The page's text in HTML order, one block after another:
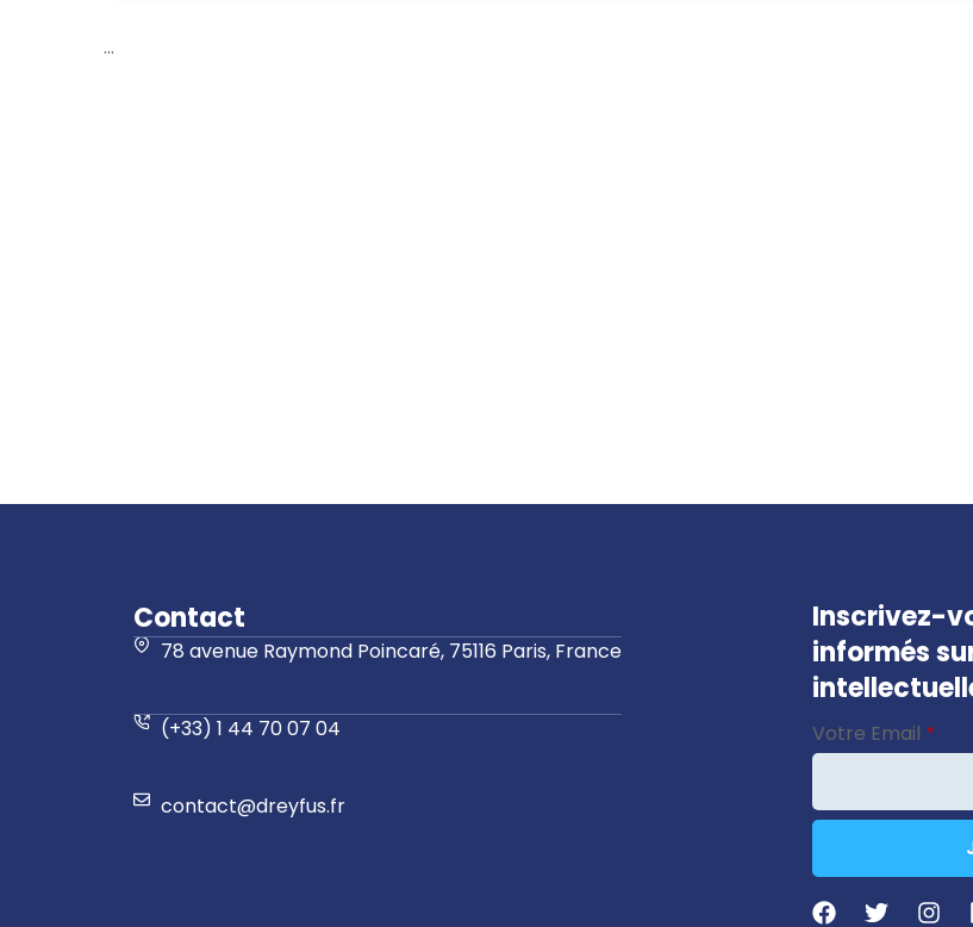
...
Contact
78 avenue Raymond Poincaré, 75116 Paris, France
(+33) 1 44 70 07 04
contact@dreyfus.fr
Inscrivez-
informés
Phone
Number *
Votre Email *